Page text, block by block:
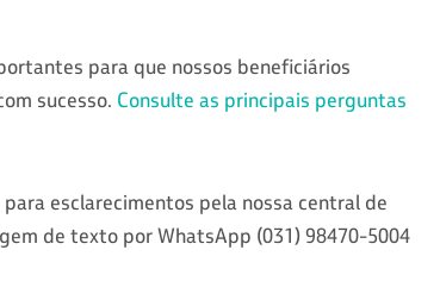
para que nossos beneficiários
sucesso. Consulte as principais perguntas
esclarecimentos pela nossa central de
de texto por WhatsApp (031) 98470-5004